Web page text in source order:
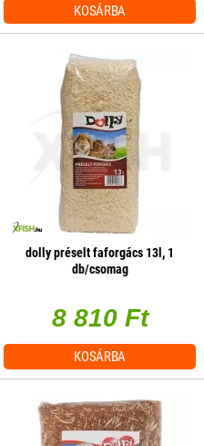
KOSÁRBA
dolly préselt faforgács 13l, 1
db/csomag
8 810 Ft
KOSÁRBA